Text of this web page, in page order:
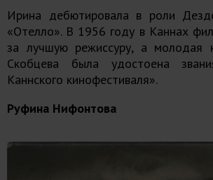
Ирина дебютировала в роли
«Отелло». В 1956 году в Каннах
за лучшую режиссуру, а молодая
Скобцева была удостоена
Каннского кинофестиваля».
Руфина Нифонтова